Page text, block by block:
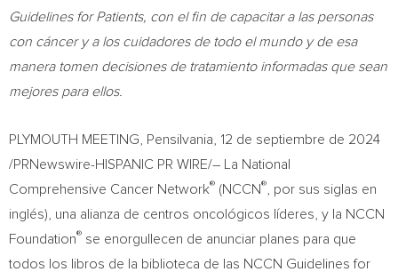
Guidelines for Patients, con el fin de capacitar a las personas
con cáncer y a los cuidadores de todo el mundo y de esa
manera tomen decisiones de tratamiento informadas que sean
mejores para ellos.
PLYMOUTH MEETING, Pensilvania
12 de septiembre de 2024
/PRNewswire-HISPANIC PR WIRE/– La National
Comprehensive Cancer Network® (NCCN®
, por sus siglas en
inglés), una alianza de centros oncológicos líderes, y la NCCN
Foundation® se enorgullecen de anunciar planes para que
todos los libros de la biblioteca de las NCCN Guidelines for